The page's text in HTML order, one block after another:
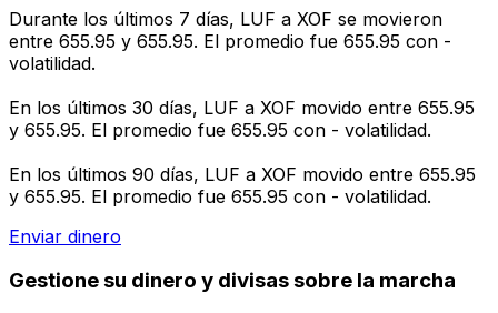
Durante los últimos 7 días, LUF a XOF se movieron
entre 655.95 y 655.95. El promedio fue 655.95 con -
volatilidad.
En los últimos 30 días, LUF a XOF movido entre 655.95
y 655.95. El promedio fue 655.95 con - volatilidad.
En los últimos 90 días, LUF a XOF movido entre 655.95
y 655.95. El promedio fue 655.95 con - volatilidad.
Enviar dinero
Gestione su dinero y divisas sobre la marcha